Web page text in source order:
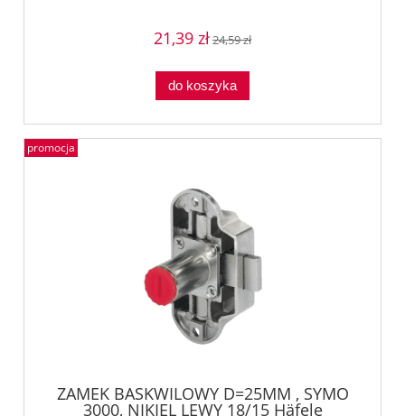
21,39 zł24,59 zł
do koszyka
ZAMEK BASKWILOWY D=25MM , SYMO
3000, NIKIEL LEWY 18/15 Häfele
promocja